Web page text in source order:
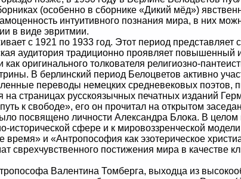
(особенно в сборнике «Дикий мёд»)
интуитивного познания мира, в них
в виде эвритмии.
с 1921 по 1933 год. Этот период представляет
аудитория традиционно проявляет повышенный
оригинального толкователя религиозно-
В берлинский период Белоцветов активно
переводы немецких средневековых поэтов,
на страницах русскоязычных печатных изданий
к свободе», его он прочитал на открытом
посвящено личности Александра Блока. В целом
исторической сфере и к мировоззренческой
и «Антропософия как эзотерическое
сврехчувственного постижения мира в качестве
Валентина Томберга, выходца из